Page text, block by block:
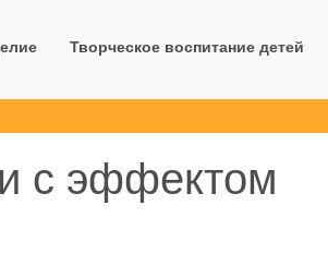
Творческое воспитание детей
с эффектом